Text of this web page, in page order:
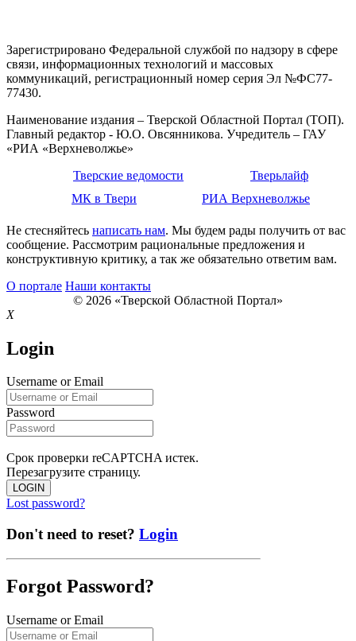
Зарегистрировано Федеральной службой по надзору в сфере
связи, информационных технологий и массовых
коммуникаций, регистрационный номер серия Эл №ФС77-
77430.
Наименование издания – Тверской Областной Портал (ТОП).
Главный редактор - Ю.О. Овсянникова. Учредитель – ГАУ
«РИА «Верхневолжье»
Тверские ведомости
Тверьлайф
МК в Твери
РИА Верхневолжье
Не стесняйтесь написать нам. Мы будем рады получить от вас
сообщение. Рассмотрим рациональные предложения и
конструктивную критику, а так же обязательно ответим вам.
О портале Наши контакты
© 2026 «Тверской Областной Портал»
X
Login
Username or Email
Password
Срок проверки reCAPTCHA истек.
Перезагрузите страницу.
LOGIN
Lost password?
Don't need to reset? Login
Forgot Password?
Username or Email